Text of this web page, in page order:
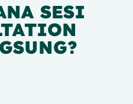
SESI